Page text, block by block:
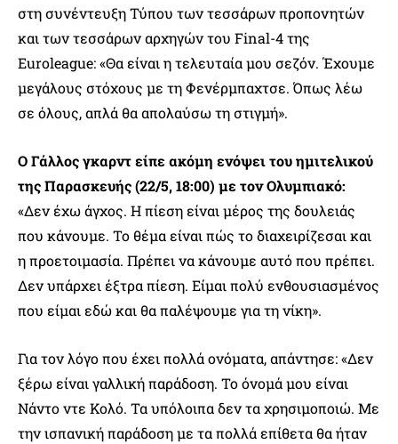
στη συνέντευξη Τύπου των τεσσάρων προπονητών
και των τεσσάρων αρχηγών του Final-4 της
Euroleague: «Θα είναι η τελευταία μου σεζόν. Έχουμε
μεγάλους στόχους με τη Φενέρμπαχτσε. Όπως λέω
σε όλους, απλά θα απολαύσω τη στιγμή».
Ο Γάλλος γκαρντ είπε ακόμη ενόψει του ημιτελικού
της Παρασκευής (22/5, 18:00) με τον Ολυμπιακό:
«Δεν έχω άγχος. Η πίεση είναι μέρος της δουλειάς
που κάνουμε. Το θέμα είναι πώς το διαχειρίζεσαι και
η προετοιμασία. Πρέπει να κάνουμε αυτό που πρέπει.
Δεν υπάρχει έξτρα πίεση. Είμαι πολύ ενθουσιασμένος
που είμαι εδώ και θα παλέψουμε για τη νίκη».
Για τον λόγο που έχει πολλά ονόματα, απάντησε: «Δεν
ξέρω είναι γαλλική παράδοση. Το όνομά μου είναι
Νάντο ντε Κολό. Τα υπόλοιπα δεν τα χρησιμοποιώ. Με
την ισπανική παράδοση με τα πολλά επίθετα θα ήταν